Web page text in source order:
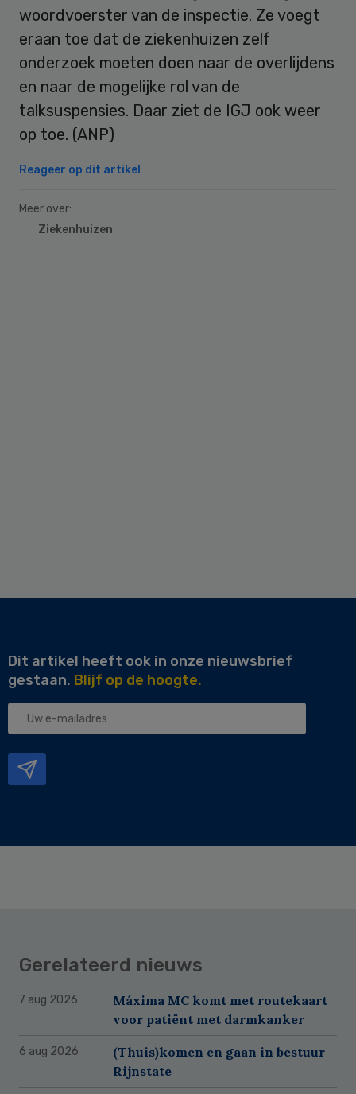
woordvoerster van de inspectie. Ze voegt
eraan toe dat de ziekenhuizen zelf
onderzoek moeten doen naar de overlijdens
en naar de mogelijke rol van de
talksuspensies. Daar ziet de IGJ ook weer
op toe. (ANP)
Reageer op dit artikel
Meer over:
Ziekenhuizen
Dit artikel heeft ook in onze nieuwsbrief
gestaan. Blijf op de hoogte.
Uw
Gerelateerd nieuws
7 aug 2026
Máxima MC komt met routekaart
voor patiënt met darmkanker
6 aug 2026
(Thuis)komen en gaan in bestuur
Rijnstate